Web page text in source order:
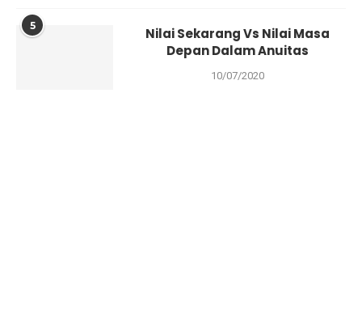
5
Nilai Sekarang Vs Nilai Masa
Depan Dalam Anuitas
10/07/2020